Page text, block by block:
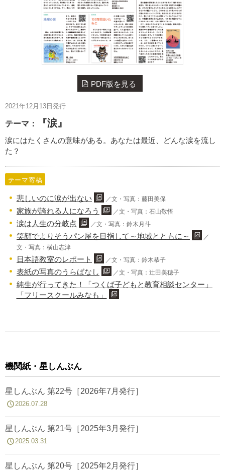
PDF版を見る
2021年12月13日発行
テーマ： 『涙』
涙にはたくさんの意味がある。あなたは最近、どんな涙を流し
た？
テーマ寄稿
悲しいのに涙が出ない ／文・写真：藤田美保
家族が誇れる人になろう ／文・写真：石山敬悟
涙は人生の分岐点 ／文・写真：鈴木月斗
笑顔でよりそうパン屋を目指して～地域とともに～
／
文・写真：横山志津
日本語教室のレポート ／文・写真：鈴木恭子
表紙の写真のうらばなし ／文・写真：辻田美穂子
純生が行ってきた！「つくば子どもと教育相談センター」
「フリースクールみなも」
機関紙・星しんぶん
星しんぶん 第22号［2026年7月発行］
2026.07.28
星しんぶん 第21号［2025年3月発行］
2025.03.31
星しんぶん 第20号［2025年2月発行］